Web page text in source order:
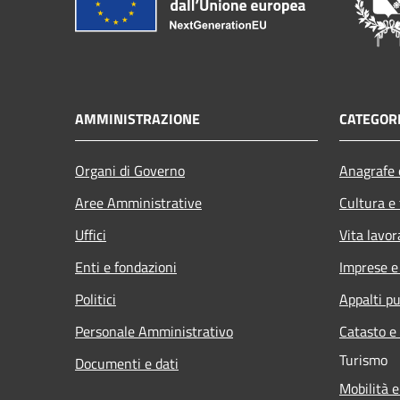
AMMINISTRAZIONE
Organi di Governo
Aree Amministrative
Uffici
Enti e fondazioni
Politici
Personale Amministrativo
Documenti e dati
Cultura
Vita
Imprese
Appalti
Catasto
Turismo
Mobilità